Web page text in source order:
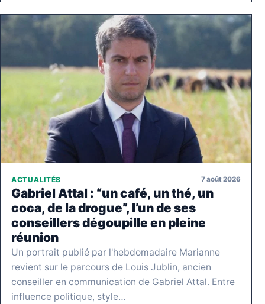
ACTUALITÉS 7 août 2026
Gabriel Attal : “un café, un thé, un
coca, de la drogue”, l’un de ses
conseillers dégoupille en pleine
réunion
Un portrait publié par l'hebdomadaire Marianne
revient sur le parcours de Louis Jublin, ancien
conseiller en communication de Gabriel Attal. Entre
influence politique, style…